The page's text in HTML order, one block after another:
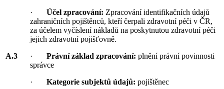
A.3
· Účel zpracování: Zpracování identifikačních údajů
zahraničních pojištěnců, kteří čerpali zdravotní péči v ČR,
za účelem vyčíslení nákladů na poskytnutou zdravotní péči
jejich zdravotní pojišťovně.
· Právní základ zpracování: plnění právní povinnosti
správce
· Kategorie subjektů údajů: pojištěnec